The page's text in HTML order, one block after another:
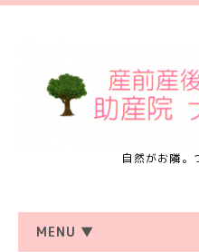
自然がお隣。
MENU ▼